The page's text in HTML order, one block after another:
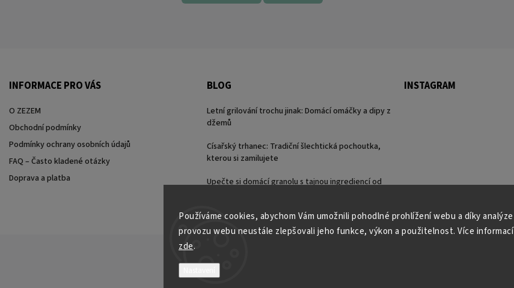
Používáme cookies, abychom Vám umožnili pohodlné prohlížení webu a díky analýze
provozu webu neustále zlepšovali jeho funkce, výkon a použitelnost. Více informací
zde.
INFORMACE PRO VÁS
O ZEZEM
Obchodní podmínky
Podmínky ochrany osobních údajů
FAQ – Často kladené otázky
Doprava a platba
BLOG
Letní grilování trochu jinak: Domácí omáčky a dipy z
džemů
Císařský trhanec: Tradiční šlechtická pochoutka,
kterou si zamilujete
Upečte si domácí granolu s tajnou ingrediencí od
INSTAGRAM